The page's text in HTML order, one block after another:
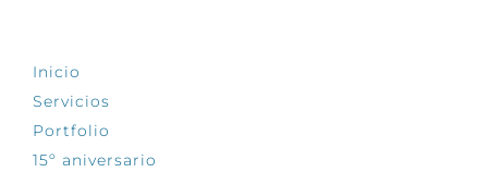
Inicio
Servicios
Portfolio
15º aniversario